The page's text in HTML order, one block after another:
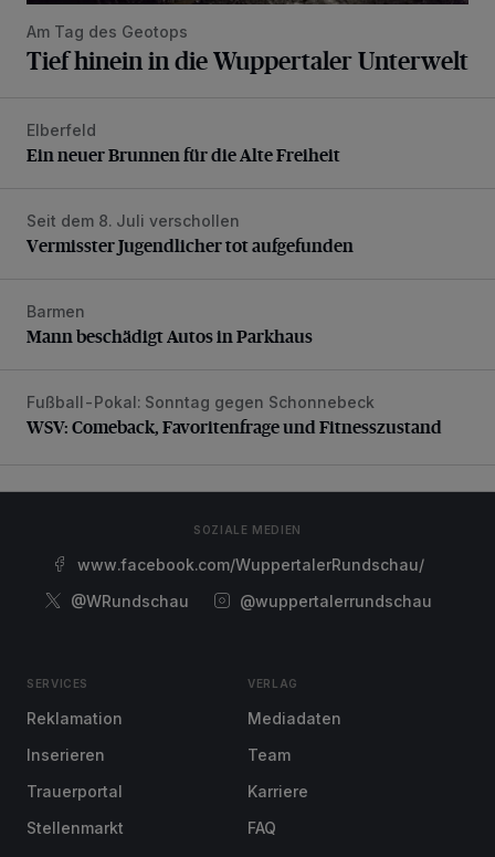
Am Tag des Geotops
Tief hinein in die Wuppertaler Unterwelt
Ein neuer Brunnen für die Alte Freiheit
Elberfeld
Ein neuer Brunnen für die Alte Freiheit
Vermisster Jugendlicher tot aufgefunden
Seit dem 8. Juli verschollen
Vermisster Jugendlicher tot aufgefunden
Mann beschädigt Autos in Parkhaus
Barmen
Mann beschädigt Autos in Parkhaus
WSV: Comeback, Favoritenfrage und Fitnesszustand
Fußball-Pokal: Sonntag gegen Schonnebeck
WSV: Comeback, Favoritenfrage und Fitnesszustand
SOZIALE MEDIEN
www.facebook.com/WuppertalerRundschau/
@WRundschau
@wuppertalerrundschau
SERVICES
Reklamation
Inserieren
Trauerportal
Stellenmarkt
VERLAG
Mediadaten
Team
Karriere
FAQ